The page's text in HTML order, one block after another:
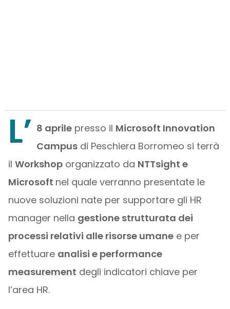
L’ 8 aprilepresso il Microsoft Innovation
Campusdi Peschiera Borromeo si terrà
il Workshoporganizzato da NTTsight e
Microsoft nel quale verranno presentate le
nuove soluzioni nate per supportare gli HR
manager nella gestione strutturata dei
processi relativi alle risorse umanee per
effettuare analisi e performance
measurement degli indicatori chiave per
l’area HR.